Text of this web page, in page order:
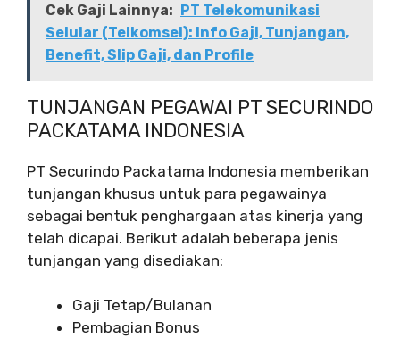
Cek Gaji Lainnya: PT Telekomunikasi
Selular (Telkomsel): Info Gaji, Tunjangan,
Benefit, Slip Gaji, dan Profile
TUNJANGAN PEGAWAI PT SECURINDO
PACKATAMA INDONESIA
PT Securindo Packatama Indonesia memberikan
tunjangan khusus untuk para pegawainya
sebagai bentuk penghargaan atas kinerja yang
telah dicapai. Berikut adalah beberapa jenis
tunjangan yang disediakan:
Gaji Tetap/Bulanan
Pembagian Bonus